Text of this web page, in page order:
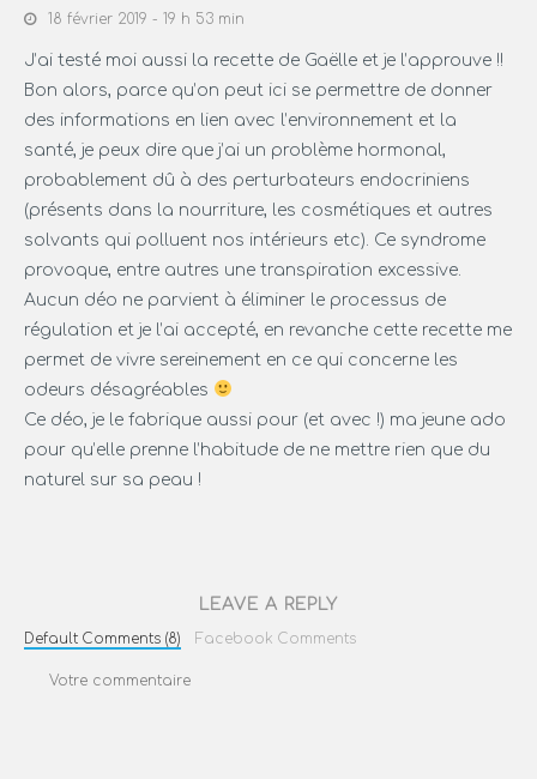
18 février 2019 - 19 h 53 min
J’ai testé moi aussi la recette de Gaëlle et je l’approuve !!
Bon alors, parce qu’on peut ici se permettre de donner
des informations en lien avec l’environnement et la
santé, je peux dire que j’ai un problème hormonal,
probablement dû à des perturbateurs endocriniens
(présents dans la nourriture, les cosmétiques et autres
solvants qui polluent nos intérieurs etc). Ce syndrome
provoque, entre autres une transpiration excessive.
Aucun déo ne parvient à éliminer le processus de
régulation et je l’ai accepté, en revanche cette recette me
permet de vivre sereinement en ce qui concerne les
odeurs désagréables
Ce déo, je le fabrique aussi pour (et avec !) ma jeune ado
pour qu’elle prenne l’habitude de ne mettre rien que du
naturel sur sa peau !
LEAVE A REPLY
Default Comments (8) Facebook Comments